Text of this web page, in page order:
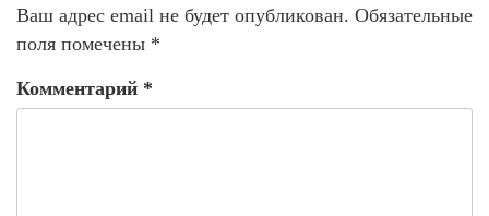
Ваш адрес email не будет опубликован. Обязательные
поля помечены *
Комментарий *